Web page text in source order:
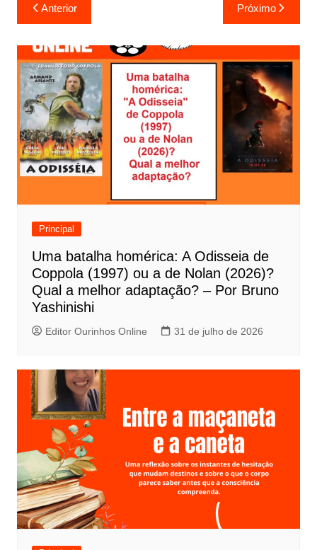
a
v
e
g
a
ç
ã
o
d
Anterior Próximo
Principal
Uma batalha homérica: A Odisseia de
Coppola (1997) ou a de Nolan (2026)?
Qual a melhor adaptação? – Por Bruno
Yashinishi
Editor Ourinhos Online 31 de julho de 2026